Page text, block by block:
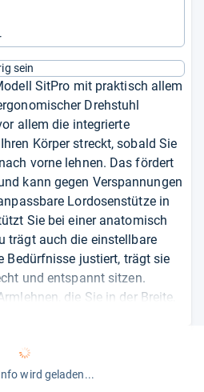
sein
SitPro mit praktisch allem
Drehstuhl
allem die integrierte
Körper streckt, sobald Sie
vorne lehnen. Das fördert
kann gegen Verspannungen
Lordosenstütze in
Sie bei einer anatomisch
trägt auch die einstellbare
Bedürfnisse justiert, trägt sie
und entspannt sitzen.
die Sie in der Breite,
einrasten und kann dann
verhindern. Die
wird geladen...